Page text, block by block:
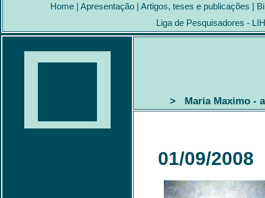
Home | Apresentação | Artigos, teses e publicações |
Liga de Pesquisadores -
> Maria Maximo -
01/09/2008